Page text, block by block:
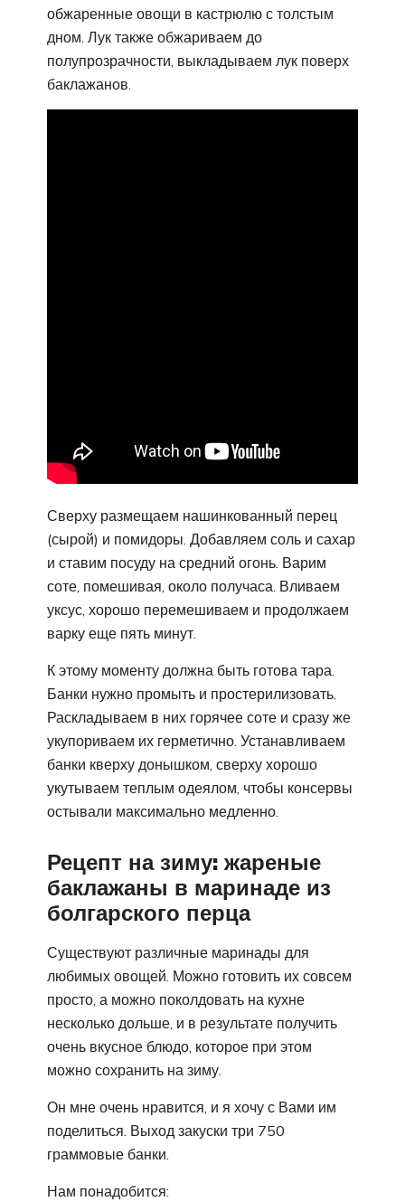
обжаренные овощи в кастрюлю с толстым
дном. Лук также обжариваем до
полупрозрачности, выкладываем лук поверх
баклажанов.
Сверху размещаем нашинкованный перец
(сырой) и помидоры. Добавляем соль и сахар
и ставим посуду на средний огонь. Варим
соте, помешивая, около получаса. Вливаем
уксус, хорошо перемешиваем и продолжаем
варку еще пять минут.
К этому моменту должна быть готова тара.
Банки нужно промыть и простерилизовать.
Раскладываем в них горячее соте и сразу же
укупориваем их герметично. Устанавливаем
банки кверху донышком, сверху хорошо
укутываем теплым одеялом, чтобы консервы
остывали максимально медленно.
Рецепт на зиму: жареные
баклажаны в маринаде из
болгарского перца
Существуют различные маринады для
любимых овощей. Можно готовить их совсем
просто, а можно поколдовать на кухне
несколько дольше, и в результате получить
очень вкусное блюдо, которое при этом
можно сохранить на зиму.
Он мне очень нравится, и я хочу с Вами им
поделиться. Выход закуски три 750
граммовые банки.
Нам понадобится: